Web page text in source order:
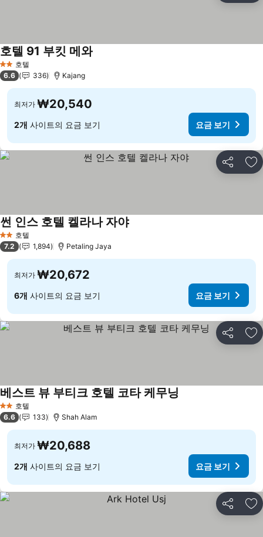
2 성급호텔
호텔 91 부킷 메와
6.6 336 Kajang
최저가 ₩20,540
2개 사이트의 요금 보기 요금 보기
공유 즐
2 성급호텔
썬 인스 호텔 켈라나 자야
7.2 1,894 Petaling Jaya
최저가 ₩20,672
6개 사이트의 요금 보기 요금 보기
공유 즐
2 성급호텔
베스트 뷰 부티크 호텔 코타 케무닝
6.6 133 Shah Alam
최저가 ₩20,688
2개 사이트의 요금 보기 요금 보기
공유 즐